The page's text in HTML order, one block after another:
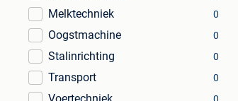
Melktechniek 0
Oogstmachine 0
Stalinrichting 0
Transport 0